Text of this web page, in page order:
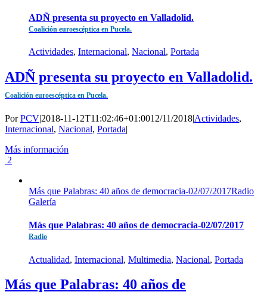
ADÑ presenta su proyecto en Valladolid.
Coalición euroescéptica en Pucela.
Actividades, Internacional, Nacional, Portada
ADÑ presenta su proyecto en Valladolid.
Coalición euroescéptica en Pucela.
PorPCV|2018-11-12T11:02:46+01:0012/11/2018|Actividades,
Internacional, Nacional, Portada|
Más información
2
Más que Palabras: 40 años de democracia-02/07/2017Radio
Galería
Más que Palabras: 40 años de democracia-02/07/2017
Radio
Actualidad, Internacional, Multimedia, Nacional, Portada
Más que Palabras: 40 años de